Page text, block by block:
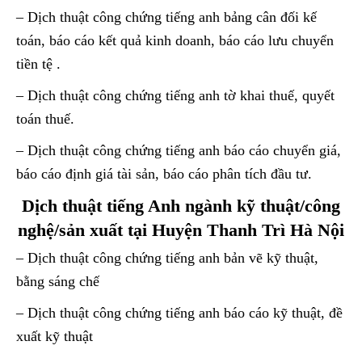
– Dịch thuật công chứng tiếng anh bảng cân đối kế
toán, báo cáo kết quả kinh doanh, báo cáo lưu chuyển
tiền tệ .
– Dịch thuật công chứng tiếng anh tờ khai thuế, quyết
toán thuế.
– Dịch thuật công chứng tiếng anh báo cáo chuyển giá,
báo cáo định giá tài sản, báo cáo phân tích đầu tư.
Dịch thuật tiếng Anh ngành kỹ thuật/công
nghệ/sản xuất tại Huyện Thanh Trì Hà Nội
– Dịch thuật công chứng tiếng anh bản vẽ kỹ thuật,
bằng sáng chế
– Dịch thuật công chứng tiếng anh báo cáo kỹ thuật, đề
xuất kỹ thuật